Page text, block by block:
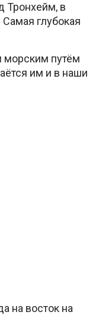
Тронхейм, в
Самая глубокая
путём
им и в наши
на восток на